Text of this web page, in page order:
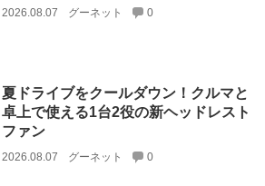
2026.08.07 グーネット 0
夏ドライブをクールダウン！クルマと
卓上で使える1台2役の新ヘッドレスト
ファン
2026.08.07 グーネット 0